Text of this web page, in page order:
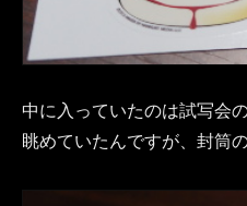
中に入っていたのは試写会
眺めていたんですが、封筒